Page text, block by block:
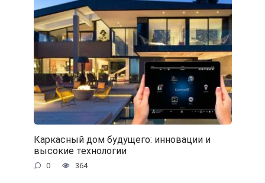
Каркасный дом будущего: инновации и
высокие технологии
0 364